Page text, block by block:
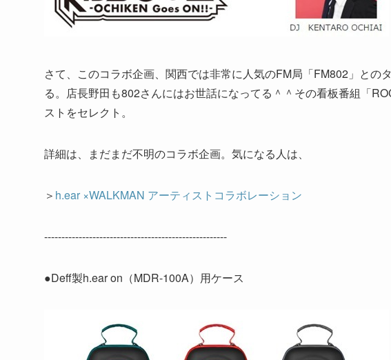
さて、このコラボ企画、関西では非常に人気のFM局「FM802」との
る。店長野田も802さんにはお世話になってる＾＾その看板番組「
ストをセレクト。
詳細は、まだまだ不明のコラボ企画。気になる人は、
＞ h.ear ×WALKMAN アーティストコラボレーション
-----------------------------------------------------
●Deff製h.ear on（MDR-100A）用ケース